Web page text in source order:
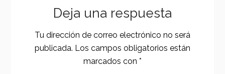
Deja una respuesta
Tu dirección de correo electrónico no será
publicada. Los campos obligatorios están
marcados con *